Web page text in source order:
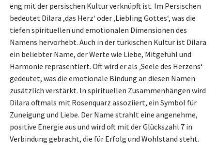
eng mit der persischen Kultur verknüpft ist. Im Persischen
bedeutet Dilara ‚das Herz‘ oder ‚Liebling Gottes‘, was die
tiefen spirituellen und emotionalen Dimensionen des
Namens hervorhebt. Auch in der türkischen Kultur ist Dilara
ein beliebter Name, der Werte wie Liebe, Mitgefühl und
Harmonie repräsentiert. Oft wird er als ‚Seele des Herzens‘
gedeutet, was die emotionale Bindung an diesen Namen
zusätzlich verstärkt. In spirituellen Zusammenhängen wird
Dilara oftmals mit Rosenquarz assoziiert, ein Symbol für
Zuneigung und Liebe. Der Name strahlt eine angenehme,
positive Energie aus und wird oft mit der Glückszahl 7 in
Verbindung gebracht, die für Erfolg und Wohlstand steht.